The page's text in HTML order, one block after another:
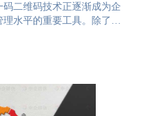
二维码技术正逐渐成为企
水平的重要工具。除了线
伪溯源等，为企业带来了